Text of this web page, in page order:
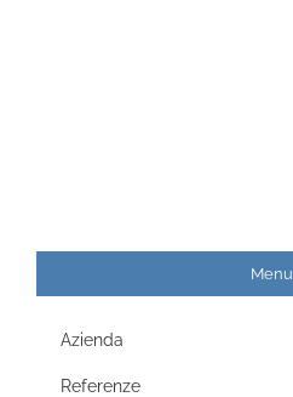
Menu
Azienda
Referenze